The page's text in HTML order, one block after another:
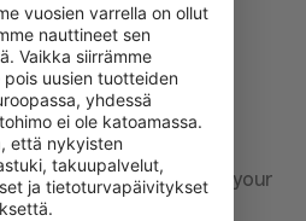
to us, please share your
receive your device.
vuosien varrella on ollut
nauttineet sen
Vaikka siirrämme
uusien tuotteiden
yhdessä
ei ole katoamassa.
että nykyisten
takuupalvelut,
ja tietoturvapäivitykset